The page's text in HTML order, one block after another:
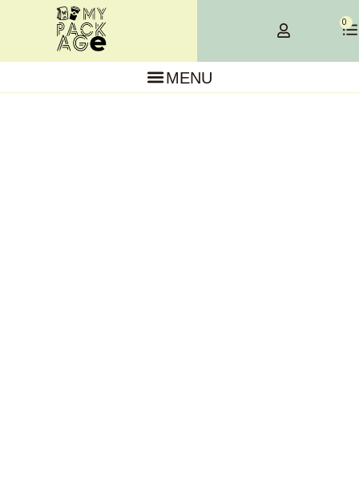
0
MENU